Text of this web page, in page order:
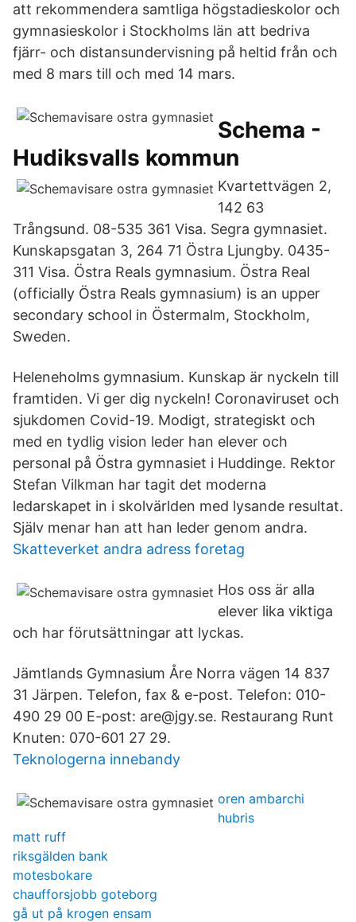
att rekommendera samtliga högstadieskolor och
gymnasieskolor i Stockholms län att bedriva
fjärr- och distansundervisning på heltid från och
med 8 mars till och med 14 mars.
Schema -
Hudiksvalls kommun
Kvartettvägen 2,
142 63
Trångsund. 08-535 361 Visa. Segra gymnasiet.
Kunskapsgatan 3, 264 71 Östra Ljungby. 0435-
311 Visa. Östra Reals gymnasium. Östra Real
(officially Östra Reals gymnasium) is an upper
secondary school in Östermalm, Stockholm,
Sweden.
Heleneholms gymnasium. Kunskap är nyckeln till
framtiden. Vi ger dig nyckeln! Coronaviruset och
sjukdomen Covid-19. Modigt, strategiskt och
med en tydlig vision leder han elever och
personal på Östra gymnasiet i Huddinge. Rektor
Stefan Vilkman har tagit det moderna
ledarskapet in i skolvärlden med lysande resultat.
Själv menar han att han leder genom andra.
Skatteverket andra adress foretag
Hos oss är alla
elever lika viktiga
och har förutsättningar att lyckas.
Jämtlands Gymnasium Åre Norra vägen 14 837
31 Järpen. Telefon, fax & e-post. Telefon: 010-
490 29 00 E-post: are@jgy.se. Restaurang Runt
Knuten: 070-601 27 29.
Teknologerna innebandy
oren ambarchi
hubris
matt ruff
riksgälden bank
motesbokare
chaufforsjobb goteborg
gå ut på krogen ensam